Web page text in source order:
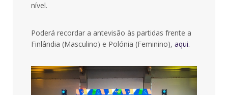
nível.
Poderá recordar a antevisão às partidas frente a
Finlândia (Masculino) e Polónia (Feminino), aqui.